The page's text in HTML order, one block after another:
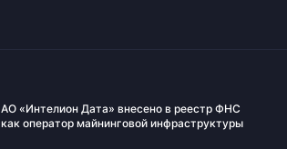
АО «Интелион Дата» внесено в реестр ФНС
как оператор майнинговой инфраструктуры